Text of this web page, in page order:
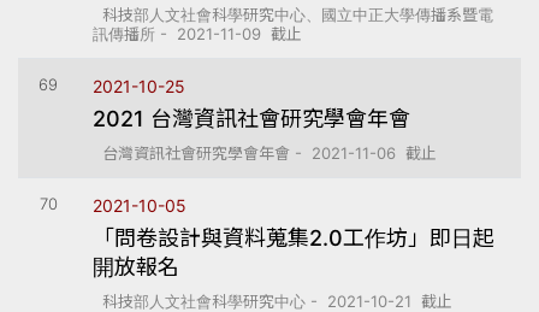
科技部人文社會科學研究中心、國立中正大學傳播系暨電
訊傳播所 - 2021-11-09 截止
69 2021-10-25
2021 台灣資訊社會研究學會年會
台灣資訊社會研究學會年會 - 2021-11-06 截止
70 2021-10-05
「問卷設計與資料蒐集2.0工作坊」即日起
開放報名
科技部人文社會科學研究中心 - 2021-10-21 截止